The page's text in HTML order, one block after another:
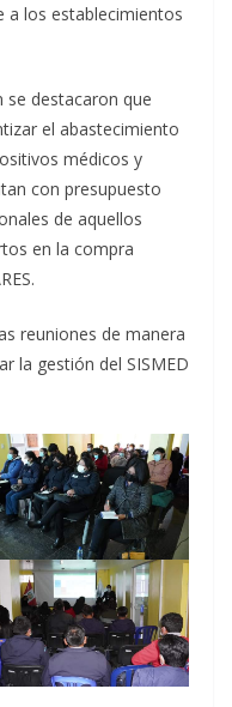
a los establecimientos
se destacaron que
el abastecimiento
médicos y
con presupuesto
de aquellos
en la compra
reuniones de manera
la gestión del SISMED